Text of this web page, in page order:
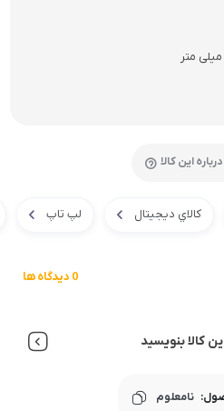
این کالا
کالاي ديجيتال لپ تاپ
0 دیدگاه ها
کالا بنویسید
نامعلوم